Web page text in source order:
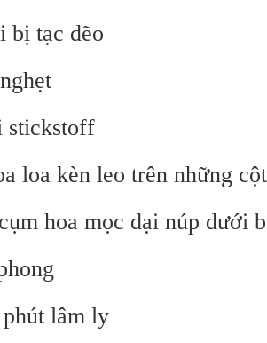
bị tạc đẽo
stickstoff
loa kèn leo trên những
hoa mọc dại núp dưới
lâm ly